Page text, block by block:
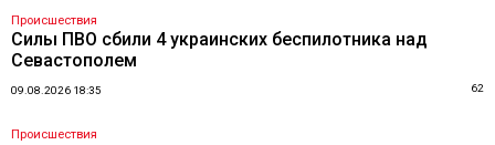
Происшествия
Силы ПВО сбили 4 украинских беспилотника над
Севастополем
09.08.2026 18:35 62
Происшествия